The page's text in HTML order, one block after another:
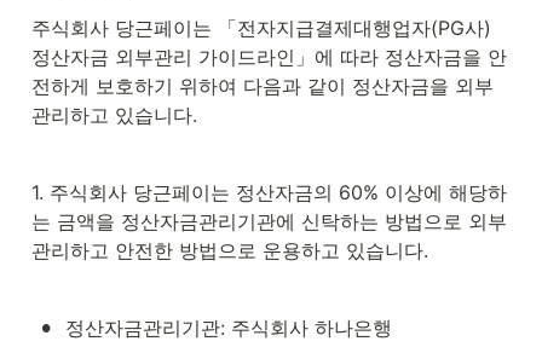
주식회사 당근페이는 「전자지급결제대행업자(PG사)
정산자금 외부관리 가이드라인」에 따라 정산자금을 안
전하게 보호하기 위하여 다음과 같이 정산자금을 외부
관리하고 있습니다.
1. 주식회사 당근페이는 정산자금의 60% 이상에 해당하
는 금액을 정산자금관리기관에 신탁하는 방법으로 외부
관리하고 안전한 방법으로 운용하고 있습니다.
• 정산자금관리기관: 주식회사 하나은행